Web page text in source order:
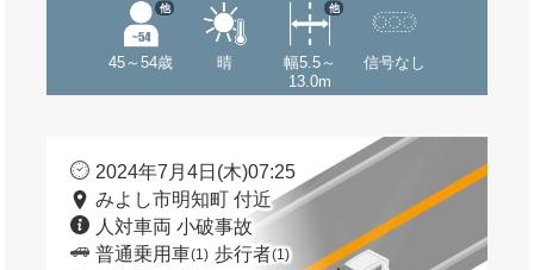
45～54歳
他
晴
幅5.5～
13.0m
他
信号なし
2024年7月4日(木)07:25
みよし市明知町 付近
人対車両 小破事故
普通乗用車(1) 歩行者(1)